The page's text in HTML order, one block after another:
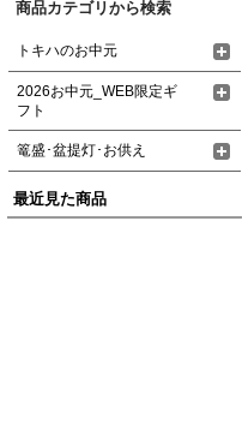
商品カテゴリから検索
トキハのお中元
2026お中元_WEB限定ギ
フト
篭盛･盆提灯･お供え
最近見た商品